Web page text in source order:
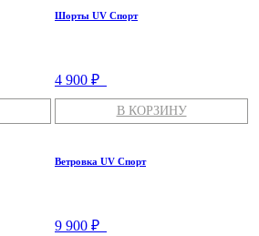
Шорты UV Спорт
4 900 ₽
В КОРЗИНУ
Ветровка UV Спорт
9 900 ₽